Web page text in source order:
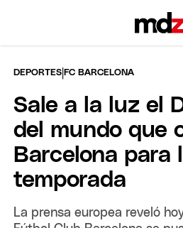
DEPORTES |FC BARCELONA
Sale a la luz el
del mundo que
Barcelona para
temporada
La prensa europea reveló